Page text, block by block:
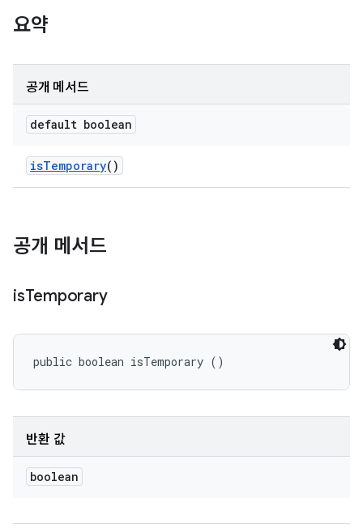
요약
공개 메서드
default boolean
isTemporary()
공개 메서드
isTemporary
public boolean isTemporary ()
반환 값
boolean